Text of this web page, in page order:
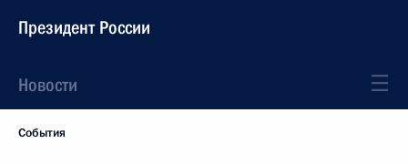
Президент России
Новости
События